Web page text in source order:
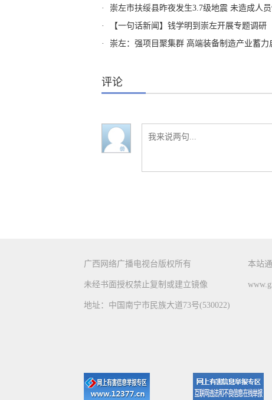
·
崇左市扶绥县昨夜发生3.7级地震 未造成人
·
【一句话新闻】钱学明到崇左开展专题调研
·
崇左：强项目聚集群 高端装备制造产业蓄力
评论
广西网络广播电视台版权所有
未经书面授权禁止复制或建立镜像
地址：中国南宁市民族大道73号(530022)
本站